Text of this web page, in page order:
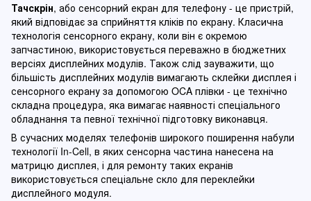
Тачскрін, або сенсорний екран для телефону - це пристрій,
який відповідає за сприйняття кліків по екрану. Класична
технологія сенсорного екрану, коли він є окремою
запчастиною, використовується переважно в бюджетних
версіях дисплейних модулів. Також слід зауважити, що
більшість дисплейних модулів вимагають склейки дисплея і
сенсорного екрану за допомогою OCA плівки - це технічно
складна процедура, яка вимагає наявності спеціального
обладнання та певної технічної підготовку виконавця.
В сучасних моделях телефонів широкого поширення набули
технології In-Cell, в яких сенсорна частина нанесена на
матрицю дисплея, і для ремонту таких екранів
використовується спеціальне скло для переклейки
дисплейного модуля.